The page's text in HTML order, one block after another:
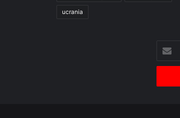
ucrania
correo